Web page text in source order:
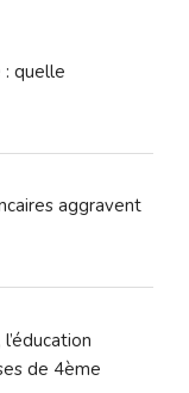
: quelle
aggravent
de 4ème